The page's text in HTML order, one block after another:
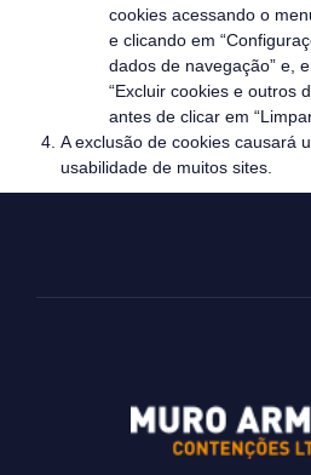
cookies acessando o
e clicando em
dados de navegação” e,
“Excluir cookies e outros
antes de clicar em
A exclusão de cookies causará
usabilidade de muitos sites.